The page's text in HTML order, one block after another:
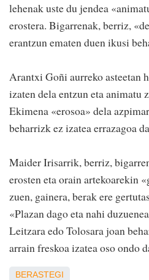
lehenak uste du jendea
erostera. Bigarrenak, berriz,
erantzun ematen duen ikusi
Arantxi Goñi aurreko asteetan
izaten dela entzun eta animatu
Ekimena «erosoa» dela
beharrizk ez izatea errazagoa
Maider Irisarrik, berriz,
erosten eta orain artekoarekin
zuen, gainera, berak ere
«Plazan dago eta nahi
Leitzara edo Tolosara joan
arrain freskoa izatea oso ondo
BERASTEGI